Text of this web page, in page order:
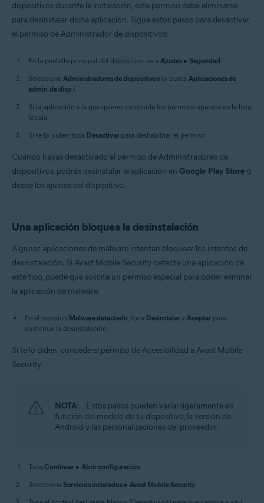
dispositivos durante la instalación, este permiso debe eliminarse
para desinstalar dicha aplicación. Sigue estos pasos para desactivar
el permiso de Administrador de dispositivos:
En la pantalla principal del dispositivo, ve a Ajustes ▸ Seguridad.
Seleccione Administradores de dispositivos (o busca Aplicaciones de
admin. de disp.).
Si la aplicación a la que quieres cambiarle los permisos aparece en la lista,
tócala.
Si te lo piden, toca Desactivar para deshabilitar el permiso.
Cuando hayas desactivado el permiso de Administradores de
dispositivos, podrás desinstalar la aplicación en Google Play Store o
desde los ajustes del dispositivo.
Una aplicación bloquea la desinstalación
Algunas aplicaciones de malware intentan bloquear los intentos de
desinstalación. Si Avast Mobile Security detecta una aplicación de
este tipo, puede que solicite un permiso especial para poder eliminar
la aplicación de malware.
En el mosaico Malware detectado, toca Desinstalar y Aceptar para
confirmar la desinstalación.
Si te lo piden, concede el permiso de Accesibilidad a Avast Mobile
Security:
NOTA:
Estos pasos pueden variar ligeramente en
función del modelo de tu dispositivo, la versión de
Android y las personalizaciones del proveedor.
Toca Continuar ▸ Abrir configuración.
Selecciona Servicios instalados ▸ Avast Mobile Security.